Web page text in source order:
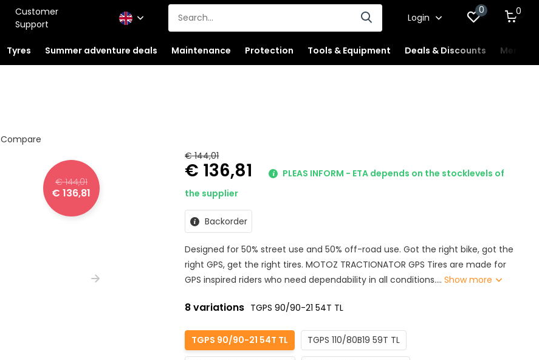
Customer
Support
Login
0 0
Tyres Summer adventure deals Maintenance Protection Tools & Equipment Deals & Discounts
Compare
€ 144,01
€ 136,81
€ 144,01
€ 136,81
PLEAS INFORM - ETA depends on the stocklevels of
the supplier
Backorder
Designed for 50% street use and 50% off-road use. Got the right bike, got the
right GPS, get the right tires. MOTOZ TRACTIONATOR GPS Tires are made for
GPS inspired riders who need dependability in all conditions....Show more
8 variations TGPS 90/90-21 54T TL
TGPS 90/90-21 54T TL TGPS 110/80B19 59T TL